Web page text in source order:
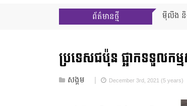
ព័ត៌មានថ្មី ម៉ីលីង និ
ប្រទេសជប៉ុន ផ្អាក​ទទួល​កម្
សង្គម December 3rd, 2021 (5 years)